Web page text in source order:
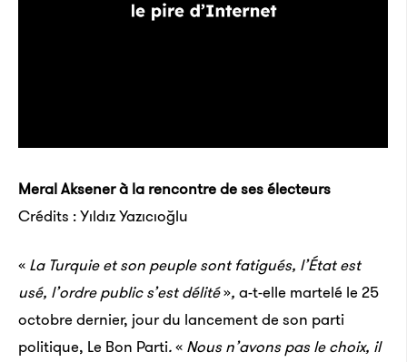
Meral Aksener à la rencontre de ses électeurs
Crédits : Yıldız Yazıcıoğlu
« La Turquie et son peuple sont fatigués, l’État est
usé, l’ordre public s’est délité», a-t-elle martelé le 25
octobre dernier, jour du lancement de son parti
politique, Le Bon Parti.« Nous n’avons pas le choix, il